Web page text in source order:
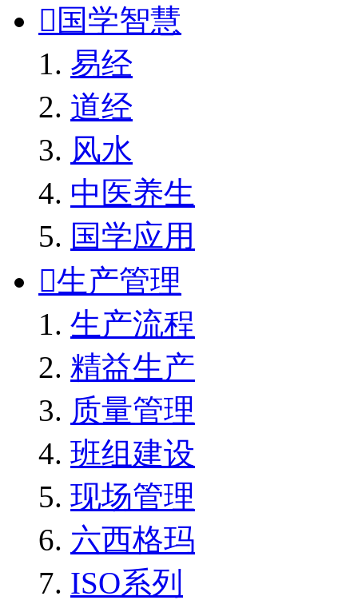
国学智慧
易经
道经
风水
中医养生
国学应用
生产管理
生产流程
精益生产
质量管理
班组建设
现场管理
六西格玛
ISO系列